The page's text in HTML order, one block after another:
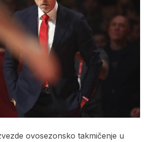
ovosezonsko takmičenje u